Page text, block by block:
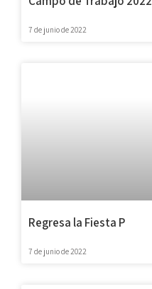
7 de junio de 2022
Regresa la Fiesta P
7 de junio de 2022